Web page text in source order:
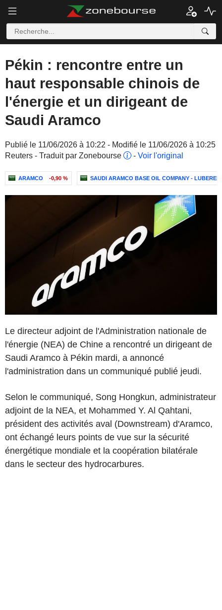
Pékin : rencontre entre un
haut responsable chinois de
l'énergie et un dirigeant de
Saudi Aramco
Publié le 11/06/2026 à 10:22 - Modifié le 11/06/2026 à 10:25
Reuters - Traduit par Zonebourse
- Voir l'original
ARAMCO -0,90 % SAUDI ARAMCO BASE OIL COMPANY - LUBEREF
Le directeur adjoint de l'Administration nationale de
l'énergie (NEA) de Chine a rencontré un dirigeant de
Saudi Aramco à Pékin mardi, a annoncé
l'administration dans un communiqué publié jeudi.
Selon le communiqué, Song Hongkun, administrateur
adjoint de la NEA, et Mohammed Y. Al Qahtani,
président des activités aval (Downstream) d'Aramco,
ont échangé leurs points de vue sur la sécurité
énergétique mondiale et la coopération bilatérale
dans le secteur des hydrocarbures.